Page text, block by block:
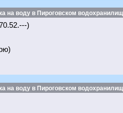
на воду в Пироговском
)
на воду в Пироговском